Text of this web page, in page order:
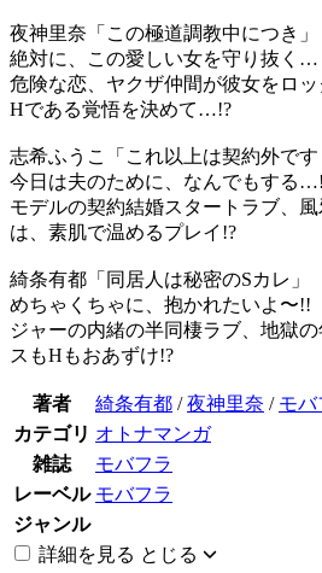
夜神里奈「この極道調教中につき
絶対に、この愛しい女を守り抜く
危険な恋、ヤクザ仲間が彼女をロ
Hである覚悟を決めて…!?
志希ふうこ「これ以上は契約外で
今日は夫のために、なんでもする
モデルの契約結婚スタートラブ、
は、素肌で温めるプレイ!?
綺条有都「同居人は秘密のSカレ」
めちゃくちゃに、抱かれたいよ〜
ジャーの内緒の半同棲ラブ、地獄
スもHもおあずけ!?
著者 綺条有都 /夜神里奈 / モバ
カテゴリ オトナマンガ
雑誌
モバフラ
レーベル モバフラ
ジャンル
詳細を見る とじる